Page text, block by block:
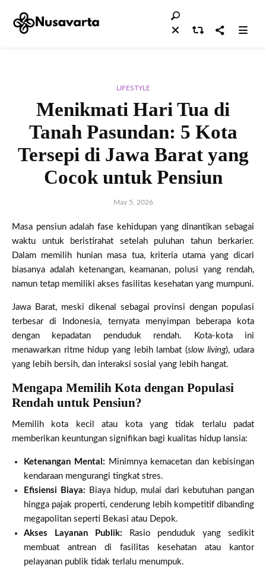
LIFESTYLE
Menikmati Hari Tua di
Tanah Pasundan: 5 Kota
Tersepi di Jawa Barat yang
Cocok untuk Pensiun
May 5, 2026
Masa pensiun adalah fase kehidupan yang dinantikan sebagai
waktu untuk beristirahat setelah puluhan tahun berkarier.
Dalam memilih hunian masa tua, kriteria utama yang dicari
biasanya adalah ketenangan, keamanan, polusi yang rendah,
namun tetap memiliki akses fasilitas kesehatan yang mumpuni.
Jawa Barat, meski dikenal sebagai provinsi dengan populasi
terbesar di Indonesia, ternyata menyimpan beberapa kota
dengan kepadatan penduduk rendah. Kota-kota ini
menawarkan ritme hidup yang lebih lambat (slow living), udara
yang lebih bersih, dan interaksi sosial yang lebih hangat.
Mengapa Memilih Kota dengan Populasi
Rendah untuk Pensiun?
Memilih kota kecil atau kota yang tidak terlalu padat
memberikan keuntungan signifikan bagi kualitas hidup lansia:
Ketenangan Mental: Minimnya kemacetan dan kebisingan
kendaraan mengurangi tingkat stres.
Efisiensi Biaya: Biaya hidup, mulai dari kebutuhan pangan
hingga pajak properti, cenderung lebih kompetitif dibanding
megapolitan seperti Bekasi atau Depok.
Akses Layanan Publik: Rasio penduduk yang sedikit
membuat antrean di fasilitas kesehatan atau kantor
pelayanan publik tidak terlalu menumpuk.